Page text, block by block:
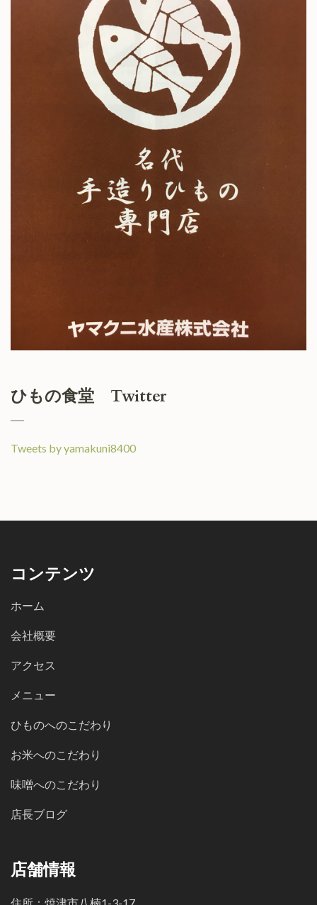
ひもの食堂 Twitter
Tweets by yamakuni8400
コンテンツ
ホーム
会社概要
アクセス
メニュー
ひものへのこだわり
お米へのこだわり
味噌へのこだわり
店長ブログ
店舗情報